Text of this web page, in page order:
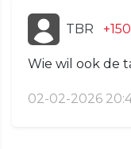
TBR
Wie wil ook de
02-02-2026